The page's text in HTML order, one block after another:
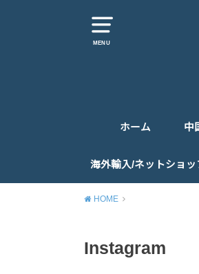
MENU
ホーム 中
海外輸入/ネットショ
コンサルティングお申込
HOME
Instagram